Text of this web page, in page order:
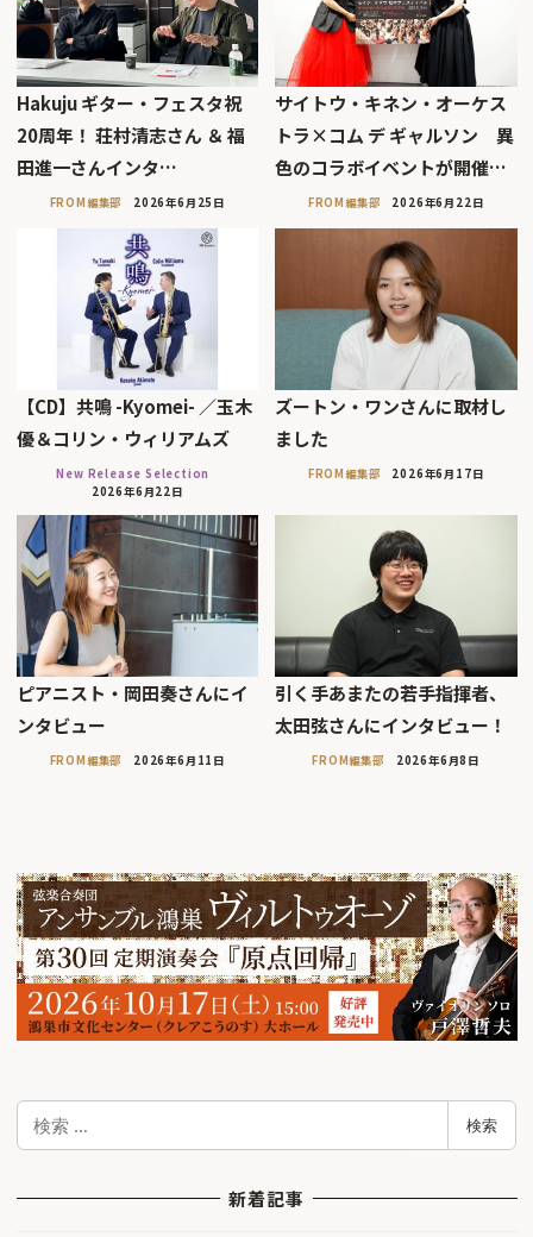
Hakuju ギター・フェスタ祝
20周年！ 荘村清志さん ＆ 福
田進一さんインタ…
FROM編集部 2026年6月25日
サイトウ・キネン・オーケス
トラ×コム デ ギャルソン 異
色のコラボイベントが開催…
FROM編集部 2026年6月22日
【CD】共鳴 -Kyomei- ／玉木
優＆コリン・ウィリアムズ
New Release Selection
2026年6月22日
ズートン・ワンさんに取材し
ました
FROM編集部 2026年6月17日
ピアニスト・岡田奏さんにイ
ンタビュー
FROM編集部 2026年6月11日
引く手あまたの若手指揮者、
太田弦さんにインタビュー！
FROM編集部 2026年6月8日
検
索
検索
新着記事